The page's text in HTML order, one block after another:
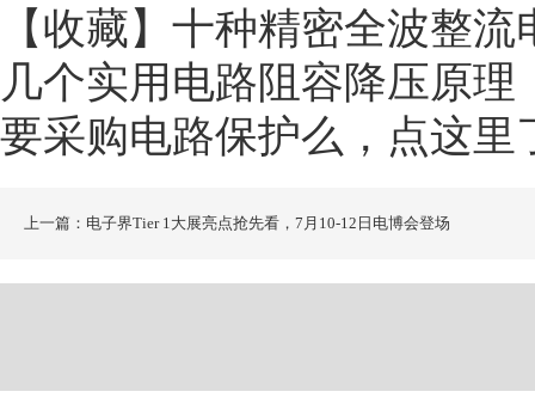
【收藏】十种精密全波整
几个实用电路阻容降压原理
要采购电路保护么，点这里
上一篇：电子界Tier 1大展亮点抢先看，7月10-12日电博会登场